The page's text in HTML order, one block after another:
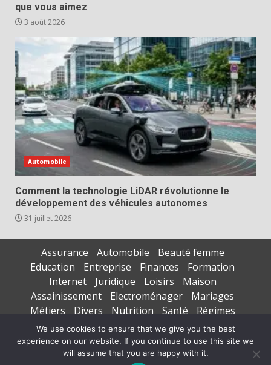
que vous aimez
3 août 2026
Automobile
Comment la technologie LiDAR révolutionne le
développement des véhicules autonomes
31 juillet 2026
Assurance Automobile
Beauté femme
Education
Entreprise Finances
Formation
Internet
Juridique Loisirs
Maison
Assainissement
Electroménager
Mariages
Métiers
Divers Nutrition Santé
Régimes
Seniors
Sports
Vacances
Copyright © All rights reserved.|DarkNews
We use cookies to ensure that we give you the best
experience on our website. If you continue to use this site we
will assume that you are happy with it.